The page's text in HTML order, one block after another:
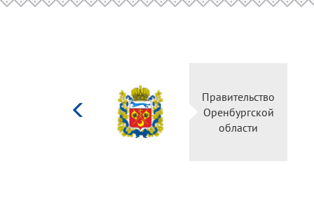
Правительство
Оренбургской
области